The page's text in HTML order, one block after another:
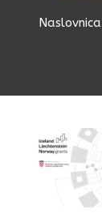
Naslovnica